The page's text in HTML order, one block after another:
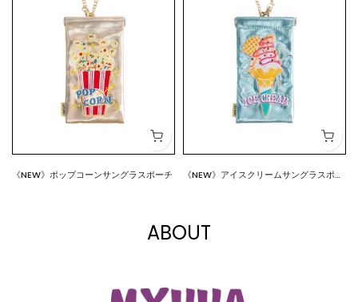
《NEW》ポップコーンサングラスポーチ
《NEW》アイスクリームサングラスポー
ABOUT